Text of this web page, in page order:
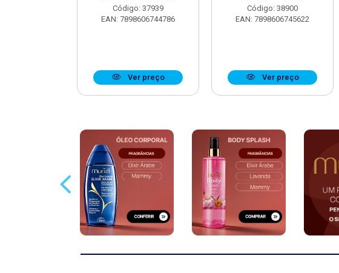
Código: 37939
EAN: 7898606744786
Ver preço
Código: 38900
EAN: 7898606745622
Ver preço